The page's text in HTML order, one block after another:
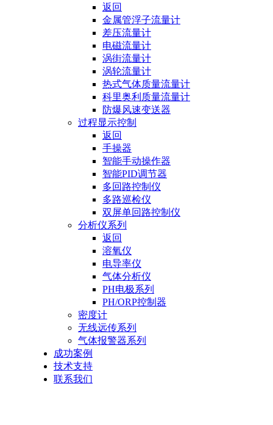
返回
金属管浮子流量计
差压流量计
电磁流量计
涡街流量计
涡轮流量计
热式气体质量流量计
科里奥利质量流量计
防爆风速变送器
过程显示控制
返回
手操器
智能手动操作器
智能PID调节器
多回路控制仪
多路巡检仪
双屏单回路控制仪
分析仪系列
返回
溶氧仪
电导率仪
气体分析仪
PH电极系列
PH/ORP控制器
密度计
无线远传系列
气体报警器系列
成功案例
技术支持
联系我们